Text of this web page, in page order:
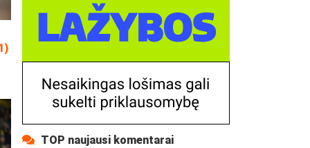
TOP naujausi komentarai